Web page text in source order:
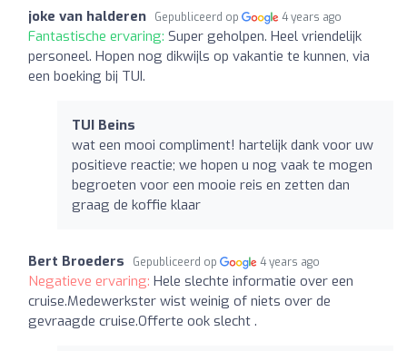
joke van halderen Gepubliceerd op 4 years ago
Fantastische ervaring: Super geholpen. Heel vriendelijk
personeel. Hopen nog dikwijls op vakantie te kunnen, via
een boeking bij TUI.
TUI Beins
wat een mooi compliment! hartelijk dank voor uw
positieve reactie; we hopen u nog vaak te mogen
begroeten voor een mooie reis en zetten dan
graag de koffie klaar
Bert Broeders Gepubliceerd op 4 years ago
Negatieve ervaring: Hele slechte informatie over een
cruise.Medewerkster wist weinig of niets over de
gevraagde cruise.Offerte ook slecht .